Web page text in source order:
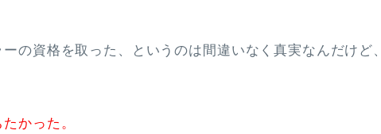
の資格を取った、というのは間違いなく真実なんだけど、
かった。